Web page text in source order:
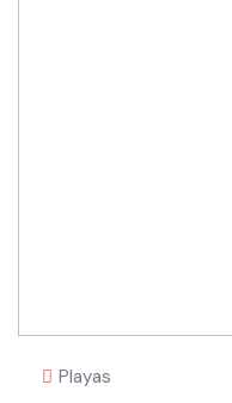
Playas